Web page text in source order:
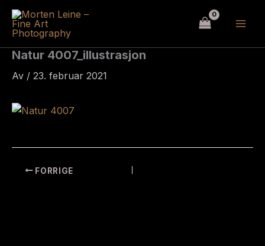
Hopp
rett
innholdet
Natur 4007_illustrasjon
Av / 23. februar 2021
FORRIGE